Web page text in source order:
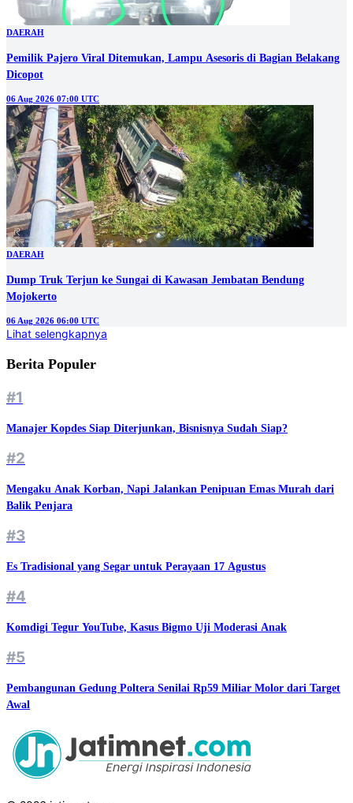
DAERAH
Pemilik Pajero Viral Ditemukan, Lampu Asesoris di Bagian Belakang
Dicopot
06 Aug 2026 07:00 UTC
DAERAH
Dump Truk Terjun ke Sungai di Kawasan Jembatan Bendung
Mojokerto
06 Aug 2026 06:00 UTC
Lihat selengkapnya
Berita Populer
#1
Manajer Kopdes Siap Diterjunkan, Bisnisnya Sudah Siap?
#2
Mengaku Anak Korban, Napi Jalankan Penipuan Emas Murah dari
Balik Penjara
#3
Es Tradisional yang Segar untuk Perayaan 17 Agustus
#4
Komdigi Tegur YouTube, Kasus Bigmo Uji Moderasi Anak
#5
Pembangunan Gedung Poltera Senilai Rp59 Miliar Molor dari Target
Awal